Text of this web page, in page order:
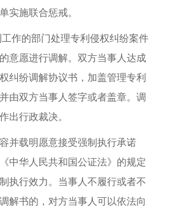
实施联合惩戒。
作的部门处理专利侵权纠纷案件
意愿进行调解。双方当事人达成
纠纷调解协议书，加盖管理专利
由双方当事人签字或者盖章。调
出行政裁决。
并载明愿意接受强制执行承诺
中华人民共和国公证法》的规定
执行效力。当事人不履行或者不
解书的，对方当事人可以依法向